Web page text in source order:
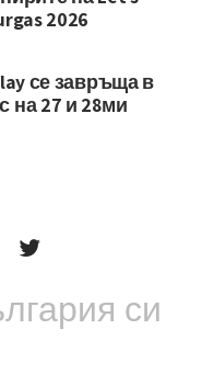
2026
се завръща в
на 27 и 28ми
си